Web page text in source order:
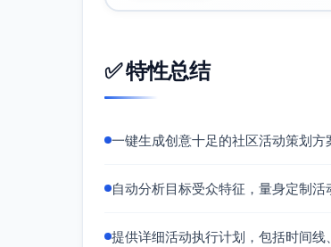
✅ 特性总结
一键生成创意十足的社区活动策划方
自动分析目标受众特征，量身定制活
提供详细活动执行计划，包括时间线